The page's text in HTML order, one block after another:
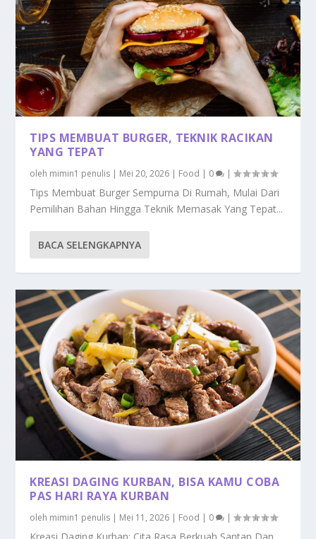
TIPS MEMBUAT BURGER, TEKNIK RACIKAN
YANG TEPAT
oleh mimin1 penulis | Mei 20, 2026 | Food | 0 |
Tips Membuat Burger Sempurna Di Rumah, Mulai Dari
Pemilihan Bahan Hingga Teknik Memasak Yang Tepat...
BACA SELENGKAPNYA
KREASI DAGING KURBAN, BISA KAMU COBA
PAS HARI RAYA KURBAN
oleh mimin1 penulis | Mei 11, 2026 | Food | 0 |